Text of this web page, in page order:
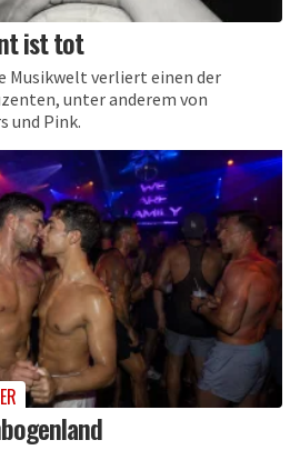
ist tot
verliert einen der
unter anderem von
und Pink.